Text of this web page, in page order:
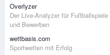
Overlyzer
Der Live-Analyzer für
und Bewerben
wettbasis.com
Sportwetten mit Erfolg